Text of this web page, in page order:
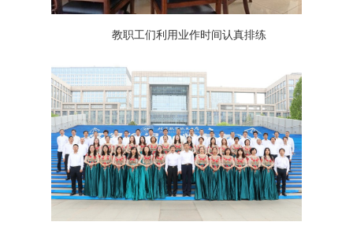
教职工们利用业作时间认真排练